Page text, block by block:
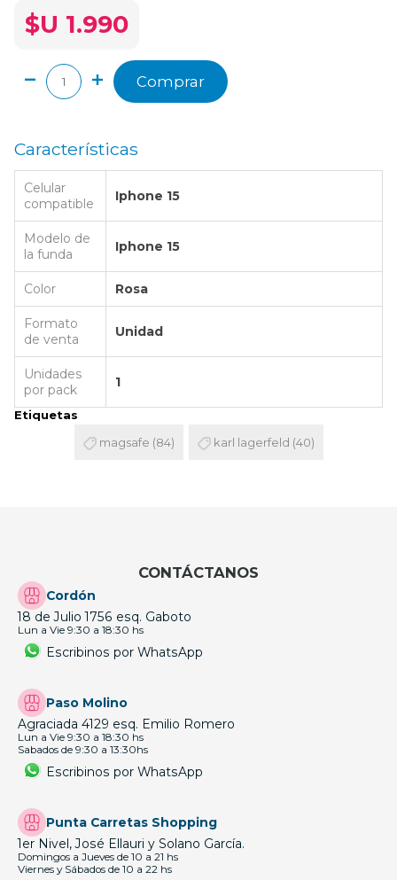
$U 1.990
Comprar
Características
Celular
compatible
Iphone 15
Modelo de
la funda
Iphone 15
Color Rosa
Formato
de venta
Unidad
Unidades
por pack
1
Etiquetas
magsafe (84) karl lagerfeld (40)
CONTÁCTANOS
Cordón
18 de Julio 1756 esq. Gaboto
Lun a Vie 9:30 a 18:30 hs
Escribinos por WhatsApp
Paso Molino
Agraciada 4129 esq. Emilio Romero
Lun a Vie 9:30 a 18:30 hs
Sabados de 9:30 a 13:30hs
Escribinos por WhatsApp
Punta Carretas Shopping
1er Nivel, José Ellauri y Solano García.
Domingos a Jueves de 10 a 21 hs
Viernes y Sábados de 10 a 22 hs